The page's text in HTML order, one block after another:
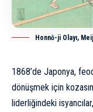
Honnō-ji Olayı,
1868’de Japonya,
dönüşmek için
liderliğindeki